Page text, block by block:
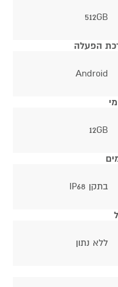
512GB
הפעלה
Android
12GB
בתקן IP68
ללא נתון